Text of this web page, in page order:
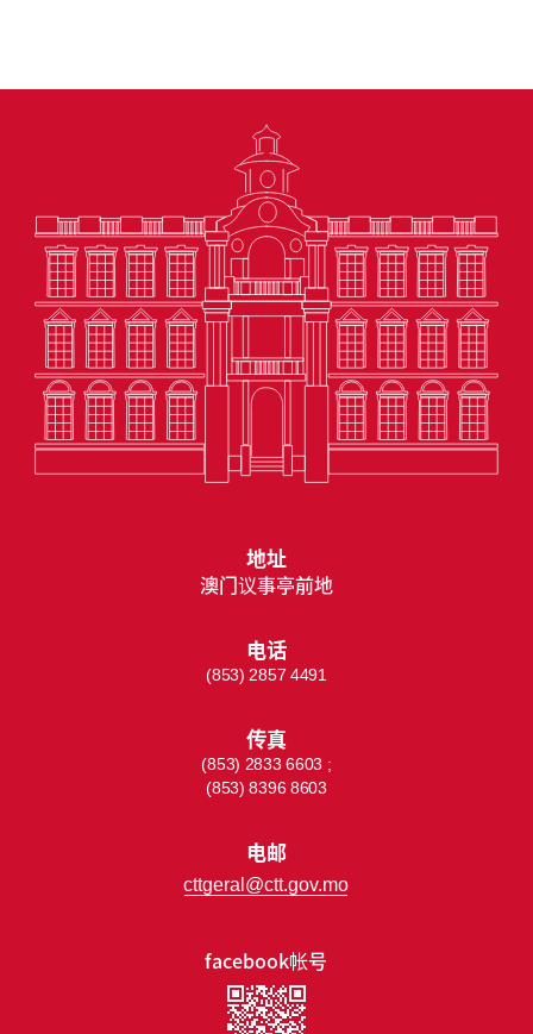
facebook帐号
地址
澳门议事亭前地
电话
(853) 2857 4491
传真
(853) 2833 6603 ;
(853) 8396 8603
电邮
cttgeral@ctt.gov.mo